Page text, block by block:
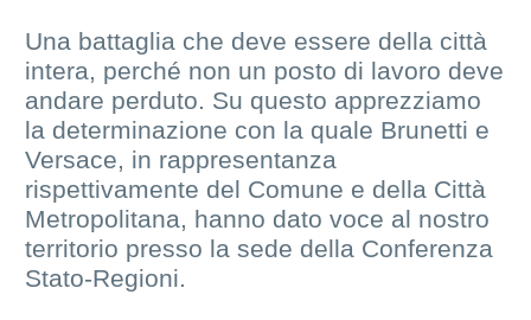
Una battaglia che deve essere della città
intera, perché non un posto di lavoro deve
andare perduto. Su questo apprezziamo
la determinazione con la quale Brunetti e
Versace, in rappresentanza
rispettivamente del Comune e della Città
Metropolitana, hanno dato voce al nostro
territorio presso la sede della Conferenza
Stato-Regioni.